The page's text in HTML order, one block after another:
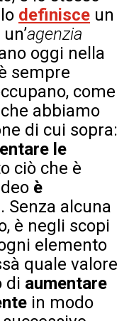
definisce un
agenzia
oggi nella
sempre
come
abbiamo
di cui sopra:
le
ciò che è
è
. Senza alcuna
è negli scopi
elemento
quale valore
di aumentare
in modo